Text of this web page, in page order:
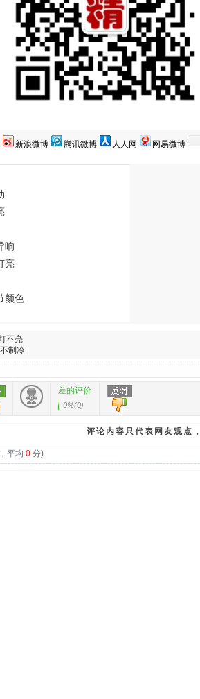
新浪微博 腾讯微博 人人网 网易微博
响
亮
颜色
不亮
制冷
差的评价
0%(0)
评论内容只代表网友观点
平均 0 分)